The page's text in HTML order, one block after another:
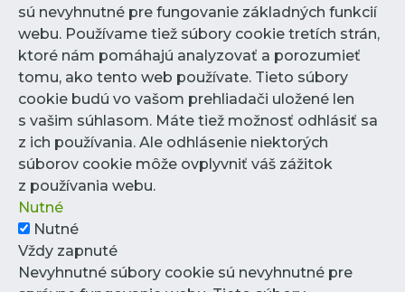
sú nevyhnutné pre fungovanie základných funkcií
webu. Používame tiež súbory cookie tretích strán,
ktoré nám pomáhajú analyzovať a porozumieť
tomu, ako tento web používate. Tieto súbory
cookie budú vo vašom prehliadači uložené len
s vašim súhlasom. Máte tiež možnosť odhlásiť sa
z ich používania. Ale odhlásenie niektorých
súborov cookie môže ovplyvniť váš zážitok
z používania webu.
Nutné
Nutné
Vždy zapnuté
Nevyhnutné súbory cookie sú nevyhnutné pre